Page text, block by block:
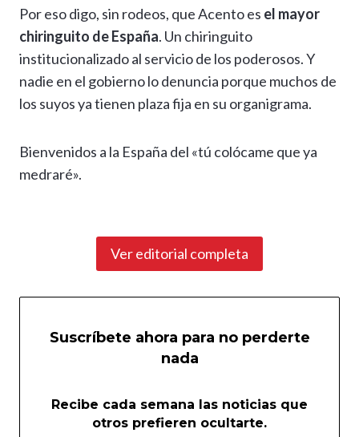
Por eso digo, sin rodeos, que Acento es el mayor
chiringuito de España. Un chiringuito
institucionalizado al servicio de los poderosos. Y
nadie en el gobierno lo denuncia porque muchos de
los suyos ya tienen plaza fija en su organigrama.
Bienvenidos a la España del «tú colócame que ya
medraré».
Ver editorial completa
Suscríbete ahora para no perderte
nada
Recibe cada semana las noticias que
otros prefieren ocultarte.